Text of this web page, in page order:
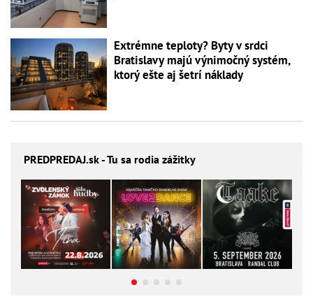
Extrémne teploty? Byty v srdci
Bratislavy majú výnimočný systém,
ktorý ešte aj šetrí náklady
PREDPREDAJ.sk - Tu sa rodia zážitky